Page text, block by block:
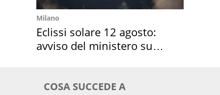
Milano
Eclissi solare 12 agosto:
avviso del ministero su